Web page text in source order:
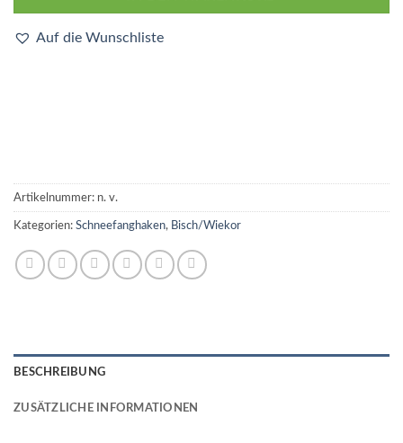
Auf die Wunschliste
Artikelnummer: n. v.
Kategorien: Schneefanghaken, Bisch/Wiekor
BESCHREIBUNG
ZUSÄTZLICHE INFORMATIONEN